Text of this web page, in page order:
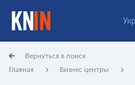
Укр
Главная Бизнес центры
Вернуться в поиск